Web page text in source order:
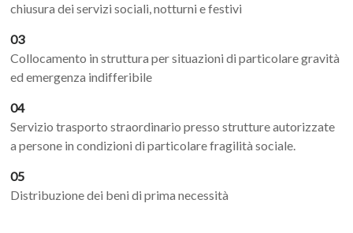
chiusura dei servizi sociali, notturni e festivi
03
Collocamento in struttura per situazioni di particolare gravità
ed emergenza indifferibile
04
Servizio trasporto straordinario presso strutture autorizzate
a persone in condizioni di particolare fragilità sociale.
05
Distribuzione dei beni di prima necessità